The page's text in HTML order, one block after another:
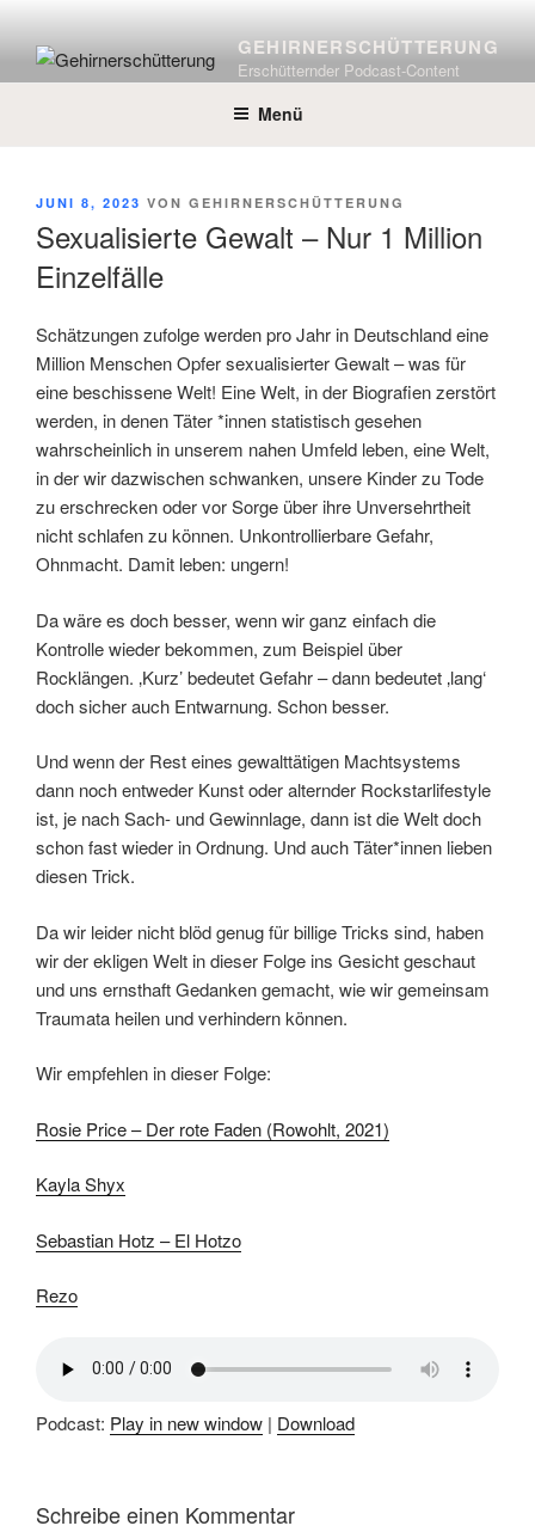
Inhalt
springen
GEHIRNERSCHÜTTERUNG
Erschütternder Podcast-Content
Menü
VERÖFFENTLICHT
JUNI 8, 2023 VON GEHIRNERSCHÜTTERUNG
Sexualisierte Gewalt – Nur 1 Million
Einzelfälle
Schätzungen zufolge werden pro Jahr in Deutschland eine
Million Menschen Opfer sexualisierter Gewalt – was für
eine beschissene Welt! Eine Welt, in der Biografien zerstört
werden, in denen Täter *innen statistisch gesehen
wahrscheinlich in unserem nahen Umfeld leben, eine Welt,
in der wir dazwischen schwanken, unsere Kinder zu Tode
zu erschrecken oder vor Sorge über ihre Unversehrtheit
nicht schlafen zu können. Unkontrollierbare Gefahr,
Ohnmacht. Damit leben: ungern!
Da wäre es doch besser, wenn wir ganz einfach die
Kontrolle wieder bekommen, zum Beispiel über
Rocklängen. ‚Kurz’ bedeutet Gefahr – dann bedeutet ‚lang‘
doch sicher auch Entwarnung. Schon besser.
Und wenn der Rest eines gewalttätigen Machtsystems
dann noch entweder Kunst oder alternder Rockstarlifestyle
ist, je nach Sach- und Gewinnlage, dann ist die Welt doch
schon fast wieder in Ordnung. Und auch Täter*innen lieben
diesen Trick.
Da wir leider nicht blöd genug für billige Tricks sind, haben
wir der ekligen Welt in dieser Folge ins Gesicht geschaut
und uns ernsthaft Gedanken gemacht, wie wir gemeinsam
Traumata heilen und verhindern können.
Wir empfehlen in dieser Folge:
Rosie Price – Der rote Faden (Rowohlt, 2021)
Kayla Shyx
Sebastian Hotz – El Hotzo
Rezo
Podcast: Play in new window | Download
Schreibe einen Kommentar